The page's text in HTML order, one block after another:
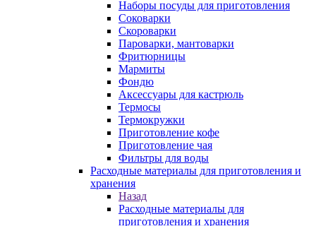
Наборы посуды для приготовления
Соковарки
Скороварки
Пароварки, мантоварки
Фритюрницы
Мармиты
Фондю
Аксессуары для кастрюль
Термосы
Термокружки
Приготовление кофе
Приготовление чая
Фильтры для воды
Расходные материалы для приготовления и
хранения
Назад
Расходные материалы для
приготовления и хранения